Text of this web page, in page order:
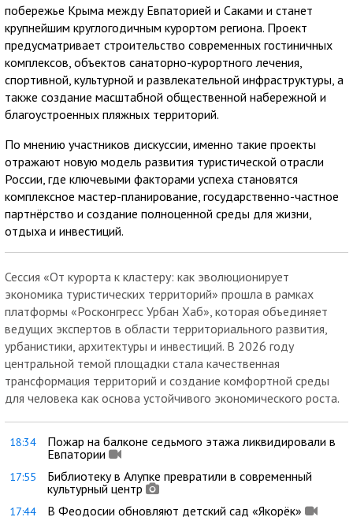
побережье Крыма между Евпаторией и Саками и станет
крупнейшим круглогодичным курортом региона. Проект
предусматривает строительство современных гостиничных
комплексов, объектов санаторно-курортного лечения,
спортивной, культурной и развлекательной инфраструктуры, а
также создание масштабной общественной набережной и
благоустроенных пляжных территорий.
По мнению участников дискуссии, именно такие проекты
отражают новую модель развития туристической отрасли
России, где ключевыми факторами успеха становятся
комплексное мастер-планирование, государственно-частное
партнёрство и создание полноценной среды для жизни,
отдыха и инвестиций.
Сессия «От курорта к кластеру: как эволюционирует
экономика туристических территорий» прошла в рамках
платформы «Росконгресс Урбан Хаб», которая объединяет
ведущих экспертов в области территориального развития,
урбанистики, архитектуры и инвестиций. В 2026 году
центральной темой площадки стала качественная
трансформация территорий и создание комфортной среды
для человека как основа устойчивого экономического роста.
18:34
Пожар на балконе седьмого этажа ликвидировали в
Евпатории
17:55
Библиотеку в Алупке превратили в современный
культурный центр
17:44 В Феодосии обновляют детский сад «Якорёк»